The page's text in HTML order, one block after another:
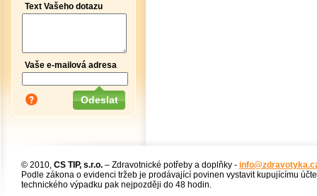
Text Vašeho dotazu
Vaše e-mailová adresa
© 2010, CS TIP, s.r.o. – Zdravotnické potřeby a doplňky -
Podle zákona o evidenci tržeb je prodávající povinen vystavit kupujícímu
technického výpadku pak nejpozději do 48 hodin.